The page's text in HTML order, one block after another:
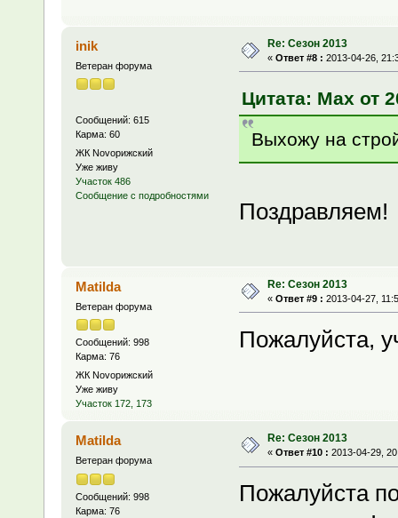
inik
Ветеран форума
Сообщений: 615
Карма: 60
ЖК Novoрижский
Уже живу
Участок 486
Сообщение с подробностями
Re: Сезон 2013
« Ответ #8 : 2013-04-26,
Цитата: Max от
Выхожу на
Поздравляем!
Matilda
Ветеран форума
Сообщений: 998
Карма: 76
ЖК Novoрижский
Уже живу
Участок 172, 173
Re: Сезон 2013
« Ответ #9 : 2013-04-27,
Пожалуйста,
Matilda
Ветеран форума
Сообщений: 998
Карма: 76
Re: Сезон 2013
« Ответ #10 : 2013-04-29,
Пожалуйста